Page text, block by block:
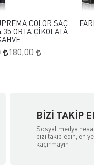
COLOR SAÇ
ORTA ÇİKOLATA
180,00
BIZI TAKIP
Sosyal medya
bizi takip edin, en
kaçırmayın!